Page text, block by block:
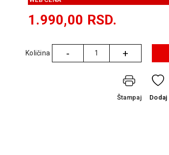
1.990,00 RSD.
Količina - +
Štampaj Dodaj